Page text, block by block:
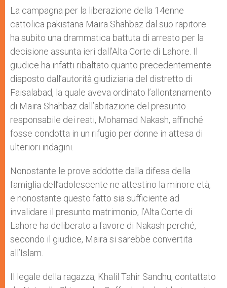
p
p
g
e
r
o
k
r
La campagna per la liberazione della 14enne
cattolica pakistana Maira Shahbaz dal suo rapitore
ha subito una drammatica battuta di arresto per la
decisione assunta ieri dall’Alta Corte di Lahore. Il
giudice ha infatti ribaltato quanto precedentemente
disposto dall’autorità giudiziaria del distretto di
Faisalabad, la quale aveva ordinato l’allontanamento
di Maira Shahbaz dall’abitazione del presunto
responsabile dei reati, Mohamad Nakash, affinché
fosse condotta in un rifugio per donne in attesa di
ulteriori indagini.
Nonostante le prove addotte dalla difesa della
famiglia dell’adolescente ne attestino la minore età,
e nonostante questo fatto sia sufficiente ad
invalidare il presunto matrimonio, l’Alta Corte di
Lahore ha deliberato a favore di Nakash perché,
secondo il giudice, Maira si sarebbe convertita
all’Islam.
Il legale della ragazza, Khalil Tahir Sandhu, contattato